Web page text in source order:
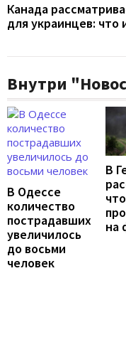
Канада
для украинцев: что
Внутри
В Одессе
количество
пострадавших
увеличилось
до восьми
человек
В
что
на